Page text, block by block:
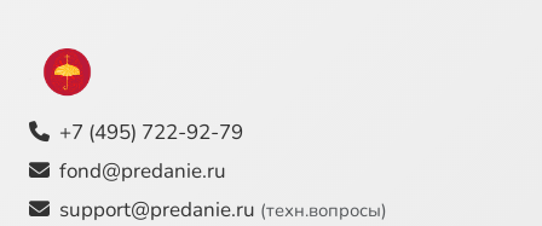
+7 (495) 722-92-79
fond@predanie.ru
support@predanie.ru (техн.вопросы)